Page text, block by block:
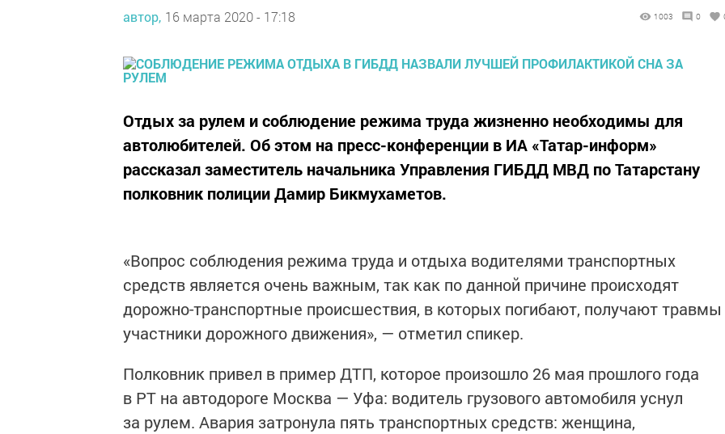
автор, 16 марта 2020 - 17:18 1003 0
Отдых за рулем и соблюдение режима труда жизненно необходимы для
автолюбителей. Об этом на пресс-конференции в ИА «Татар-информ»
рассказал заместитель начальника Управления ГИБДД МВД по Татарстану
полковник полиции Дамир Бикмухаметов.
«Вопрос соблюдения режима труда и отдыха водителями транспортных
средств является очень важным, так как по данной причине происходят
дорожно-транспортные происшествия, в которых погибают, получают травмы
участники дорожного движения», — отметил спикер.
Полковник привел в пример ДТП, которое произошло 26 мая прошлого года
в РТ на автодороге Москва — Уфа: водитель грузового автомобиля уснул
за рулем. Авария затронула пять транспортных средств: женщина,